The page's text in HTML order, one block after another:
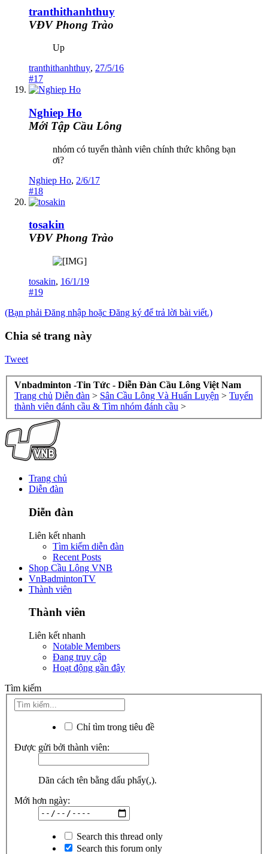
tranthithanhthuy
VĐV Phong Trào
Up
tranthithanhthuy, 27/5/16
#17
Nghiep Ho
Mới Tập Cầu Lông
nhóm có tuyển thành viên chính thức không bạn
ơi?
Nghiep Ho, 2/6/17
#18
tosakin
VĐV Phong Trào
tosakin, 16/1/19
#19
(Bạn phải Đăng nhập hoặc Đăng ký để trả lời bài viết.)
Chia sẻ trang này
Tweet
Vnbadminton -Tin Tức - Diễn Đàn Cầu Lông Việt Nam
Trang chủ Diễn đàn > Sân Cầu Lông Và Huấn Luyện > Tuyển
thành viên đánh cầu & Tìm nhóm đánh cầu >
Trang chủ
Diễn đàn
Diễn đàn
Liên kết nhanh
Tìm kiếm diễn đàn
Recent Posts
Shop Cầu Lông VNB
VnBadmintonTV
Thành viên
Thành viên
Liên kết nhanh
Notable Members
Đang truy cập
Hoạt động gần đây
Tìm kiếm
Chỉ tìm trong tiêu đề
Được gửi bởi thành viên:
Dãn cách tên bằng dấu phẩy(,).
Mới hơn ngày:
Search this thread only
Search this forum only